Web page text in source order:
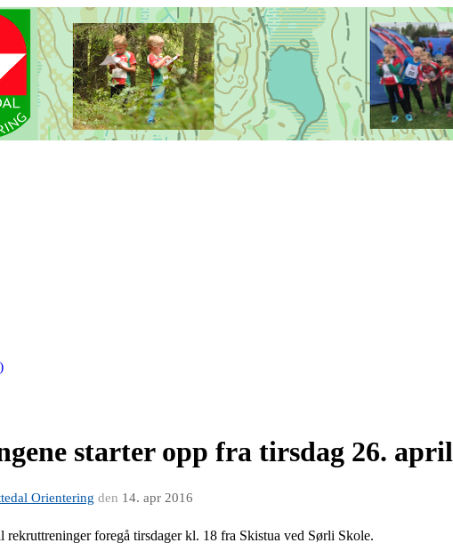
starter opp fra tirsdag 26. april
Orientering den 14. apr 2016
rekruttreninger foregå tirsdager kl. 18 fra Skistua ved Sørli Skole.